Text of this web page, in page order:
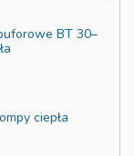
BT 30–
ciepła